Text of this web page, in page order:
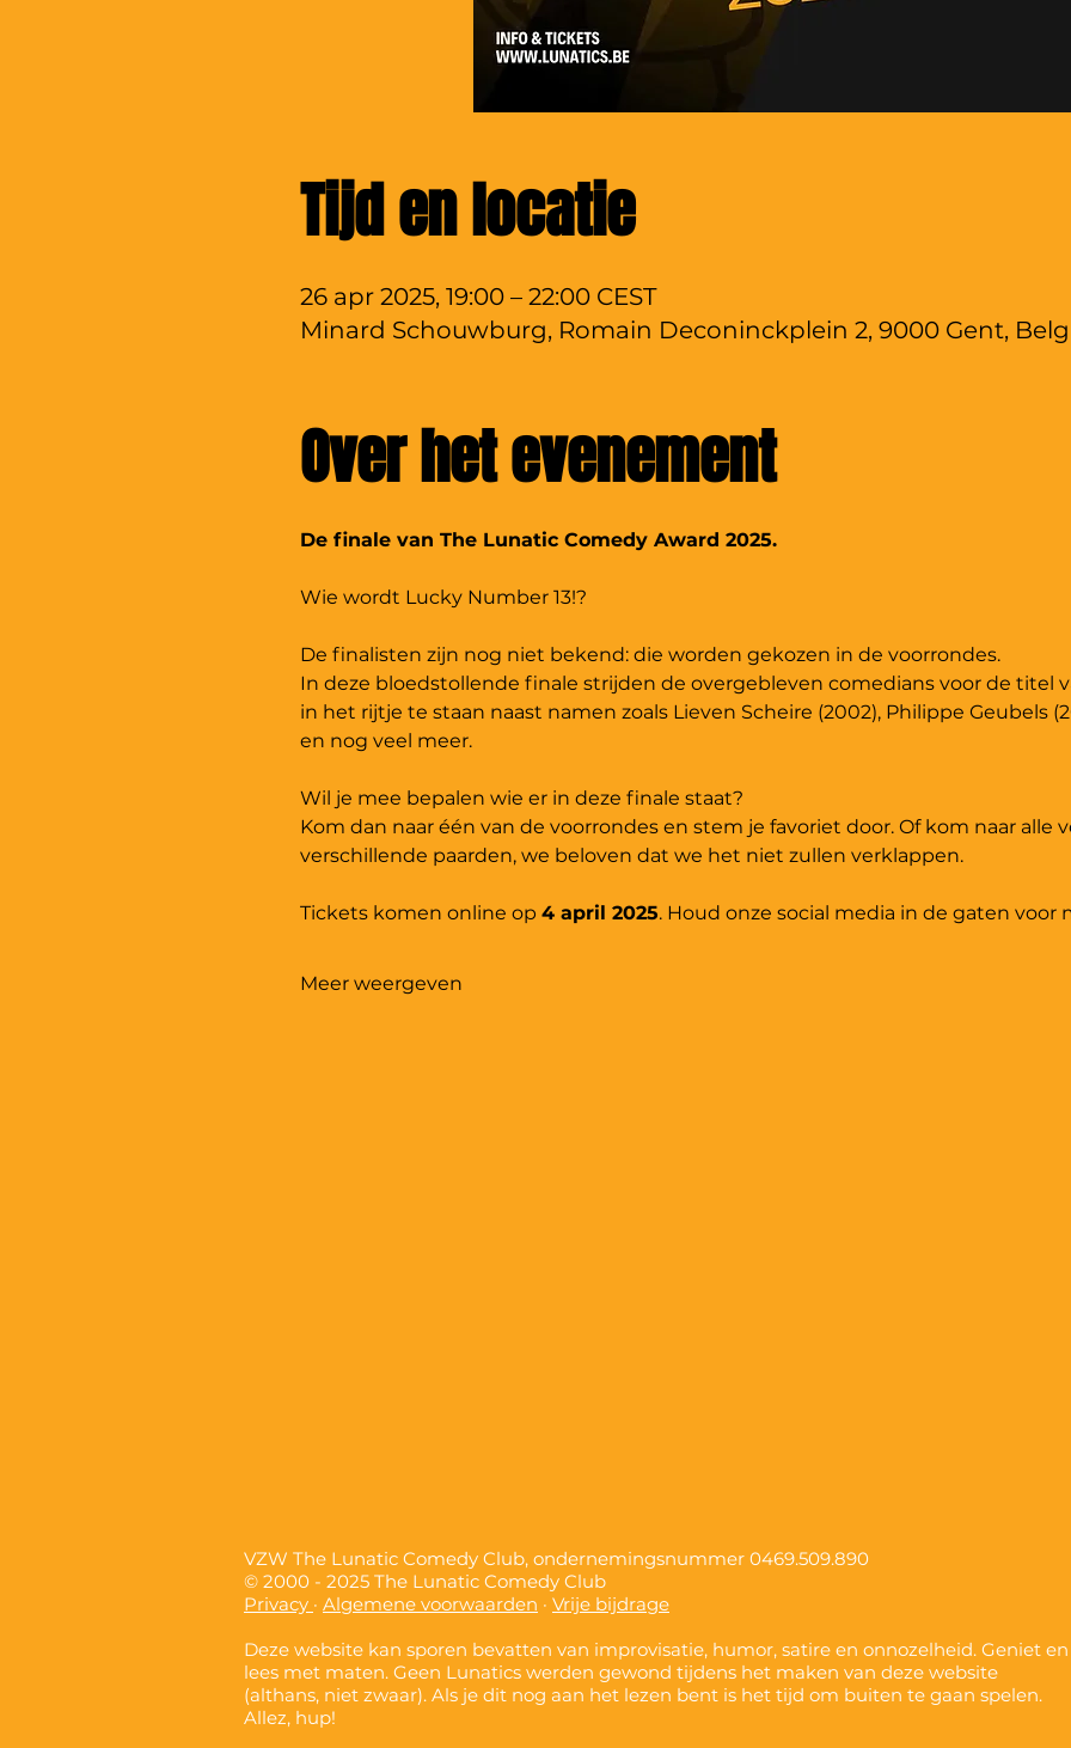
Tijd en locatie
26 apr 2025, 19:00 – 22:00 CEST
Minard Schouwburg, Romain Deconinckplein 2, 9000 Gent,
Over het evenement
De finale van The Lunatic Comedy Award 2025.
Wie wordt Lucky Number 13!?
De finalisten zijn nog niet bekend: die worden gekozen in de voorrondes.
In deze bloedstollende finale strijden de overgebleven comedians voor de titel
in het rijtje te staan naast namen zoals Lieven Scheire (2002), Philippe Geubels
en nog veel meer.
Wil je mee bepalen wie er in deze finale staat?
Kom dan naar één van de voorrondes en stem je favoriet door. Of kom naar alle
verschillende paarden, we beloven dat we het niet zullen verklappen.
Tickets komen online op 4 april 2025. Houd onze social media in de gaten voor
Meer weergeven
VZW The Lunatic Comedy Club, ondernemingsnummer 0469.509.890
© 2000 - 2025 The Lunatic Comedy Club
Privacy · Algemene voorwaarden · Vrije bijdrage
Deze website kan sporen bevatten van improvisatie, humor, satire en onnozelheid. Geniet en
lees met maten. Geen Lunatics werden gewond tijdens het maken van deze website
(althans, niet zwaar). Als je dit nog aan het lezen bent is het tijd om buiten te gaan spelen.
Allez, hup!